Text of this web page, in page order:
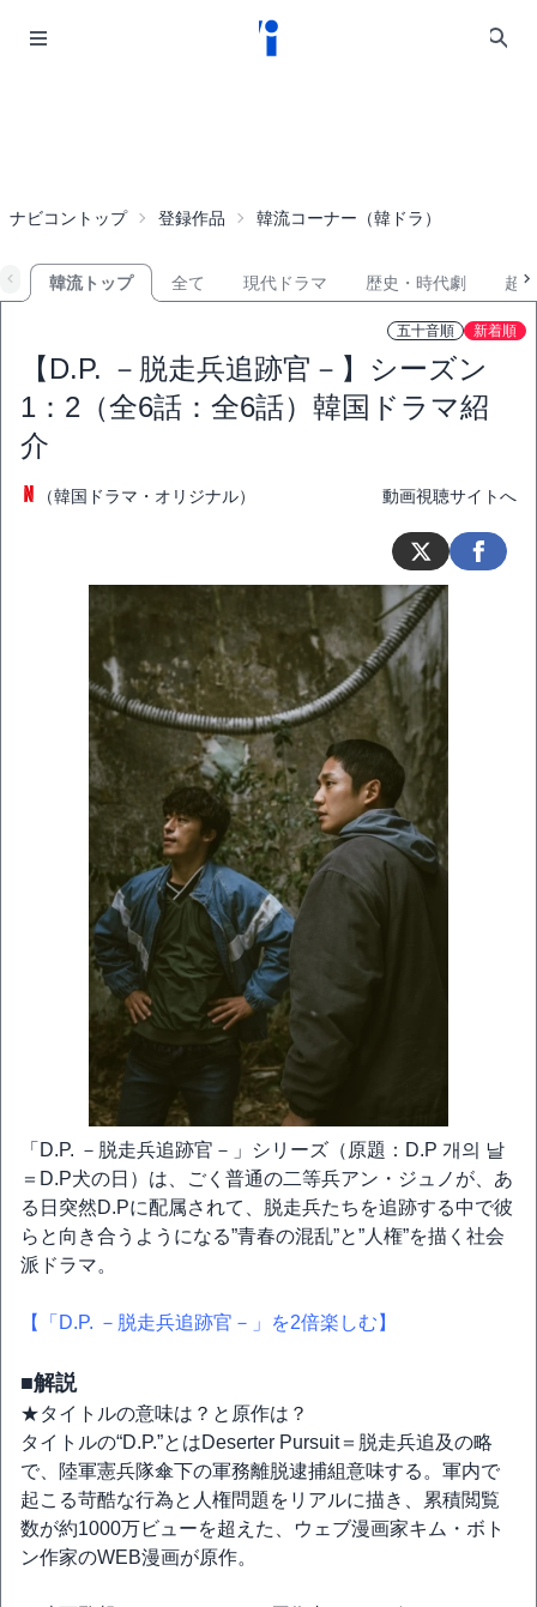
ナビコントップ 登録作品 韓流コーナー（韓ドラ）
韓流トップ 全て 現代ドラマ 歴史・時代劇 超
五十音順 新着順
【D.P. －脱走兵追跡官－】シーズン
1：2（全6話：全6話）韓国ドラマ紹
介
（韓国ドラマ・オリジナル） 動画視聴サイトへ
「D.P. －脱走兵追跡官－」シリーズ（原題：D.P 개의 날
＝D.P犬の日）は、ごく普通の二等兵アン・ジュノが、あ
る日突然D.Pに配属されて、脱走兵たちを追跡する中で彼
らと向き合うようになる”青春の混乱”と”人権”を描く社会
派ドラマ。
【「D.P. －脱走兵追跡官－」を2倍楽しむ】
■解説
★タイトルの意味は？と原作は？
タイトルの“D.P.”とはDeserter Pursuit＝脱走兵追及の略
で、陸軍憲兵隊傘下の軍務離脱逮捕組意味する。軍内で
起こる苛酷な行為と人権問題をリアルに描き、累積閲覧
数が約1000万ビューを超えた、ウェブ漫画家キム・ボト
ン作家のWEB漫画が原作。